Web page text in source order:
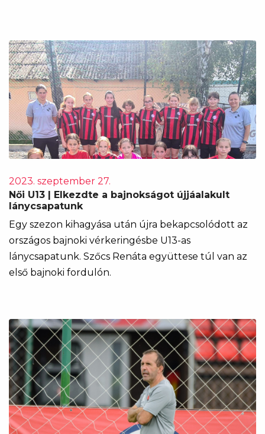
2023. szeptember 27.
Női U13 | Elkezdte a bajnokságot újjáalakult
lánycsapatunk
Egy szezon kihagyása után újra bekapcsolódott az
országos bajnoki vérkeringésbe U13-as
lánycsapatunk. Szőcs Renáta együttese túl van az
első bajnoki fordulón.